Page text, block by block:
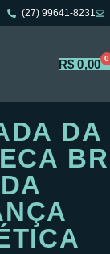
(27) 99641-8231
R$ 0,00 0
DA